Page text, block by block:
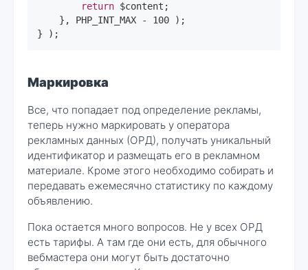
return $content;
    }, PHP_INT_MAX -
100 );
} );
Маркировка
Все, что попадает под определение рекламы,
теперь нужно маркировать у оператора
рекламных данных (ОРД), получать уникальный
идентификатор и размещать его в рекламном
материале. Кроме этого необходимо собирать и
передавать ежемесячно статистику по каждому
объявлению.
Пока остается много вопросов. Не у всех ОРД
есть тарифы. А там где они есть, для обычного
вебмастера они могут быть достаточно